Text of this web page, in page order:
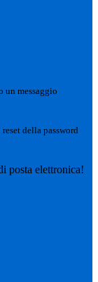
un messaggio
della password
posta elettronica!